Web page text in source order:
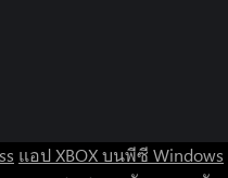
แอป XBOX บนพีซี Windows